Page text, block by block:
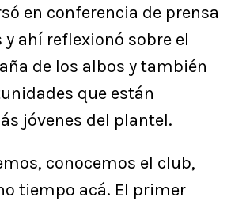
en conferencia de prensa
ahí reflexionó sobre el
de los albos y también
que están
jóvenes del plantel.
conocemos el club,
tiempo acá. El primer